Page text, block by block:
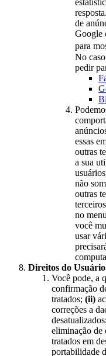
de
Google
para
No
pedir
essas
outras
a sua
não
outras
no
você
usar
Direitos do Usuário
Você pode, a
confirmação
tratados; (ii)
correções a
desatualizados;
eliminação de
tratados em
portabilidade